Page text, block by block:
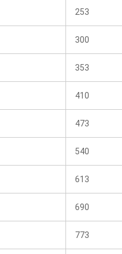
253
300
353
410
473
540
613
690
773